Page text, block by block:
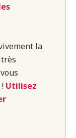
la
Utilisez